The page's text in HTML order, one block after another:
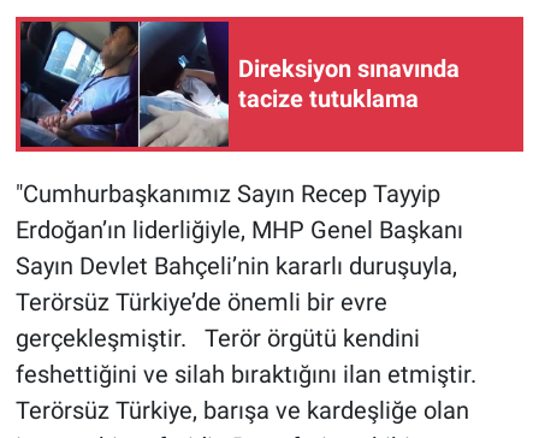
Direksiyon sınavında
tacize tutuklama
"Cumhurbaşkanımız Sayın Recep Tayyip
Erdoğan’ın liderliğiyle, MHP Genel Başkanı
Sayın Devlet Bahçeli’nin kararlı duruşuyla,
Terörsüz Türkiye’de önemli bir evre
gerçekleşmiştir. Terör örgütü kendini
feshettiğini ve silah bıraktığını ilan etmiştir.
Terörsüz Türkiye, barışa ve kardeşliğe olan
Günün görüntüsü
Haber
İlan
Kimdir
Koronavirüs
Kültür Sanat
Ne demişti